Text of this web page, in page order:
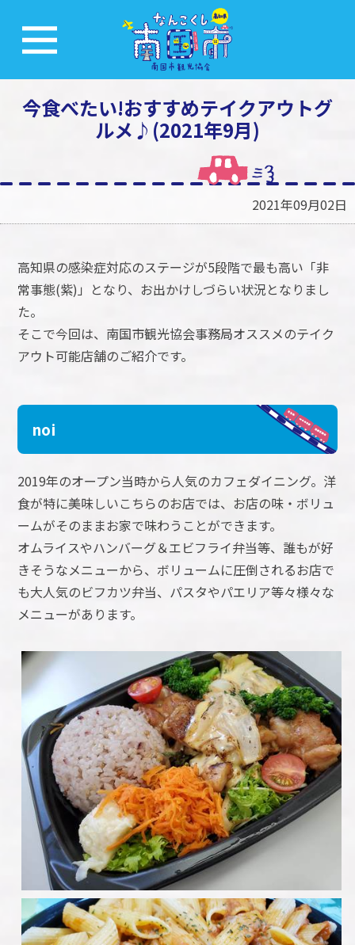
今食べたい!おすすめテイクアウトグ
ルメ♪(2021年9月)
2021年09月02日
高知県の感染症対応のステージが5段階で最も高い「非
常事態(紫)」となり、お出かけしづらい状況となりまし
た。
そこで今回は、南国市観光協会事務局オススメのテイク
アウト可能店舗のご紹介です。
noi
2019年のオープン当時から人気のカフェダイニング。洋
食が特に美味しいこちらのお店では、お店の味・ボリュ
ームがそのままお家で味わうことができます。
オムライスやハンバーグ＆エビフライ弁当等、誰もが好
きそうなメニューから、ボリュームに圧倒されるお店で
も大人気のビフカツ弁当、パスタやパエリア等々様々な
メニューがあります。